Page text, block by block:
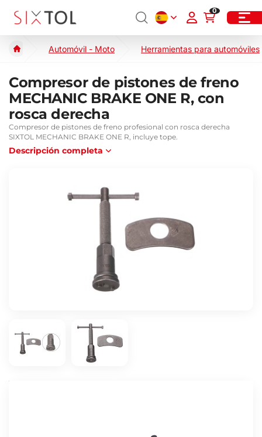
0
Automóvil - Moto Herramientas para automóviles
Compresor de pistones de freno
MECHANIC BRAKE ONE R, con
rosca derecha
Compresor de pistones de freno profesional con rosca derecha
SIXTOL MECHANIC BRAKE ONE R, incluye tope.
Descripción completa